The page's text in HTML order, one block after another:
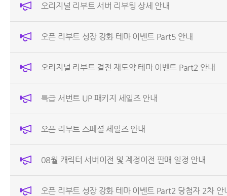
오리지널 리부트 서버 리부팅 상세 안내
오픈 리부트 성장 강화 테마 이벤트 Part5 안내
오리지널 리부트 결전 재도약 테마 이벤트 Part2 안내
특급 서번트 UP 패키지 세일즈 안내
오픈 리부트 스페셜 세일즈 안내
08월 캐릭터 서버이전 및 계정이전 판매 일정 안내
오픈 리부트 성장 강화 테마 이벤트 Part2 당첨자 2차 안